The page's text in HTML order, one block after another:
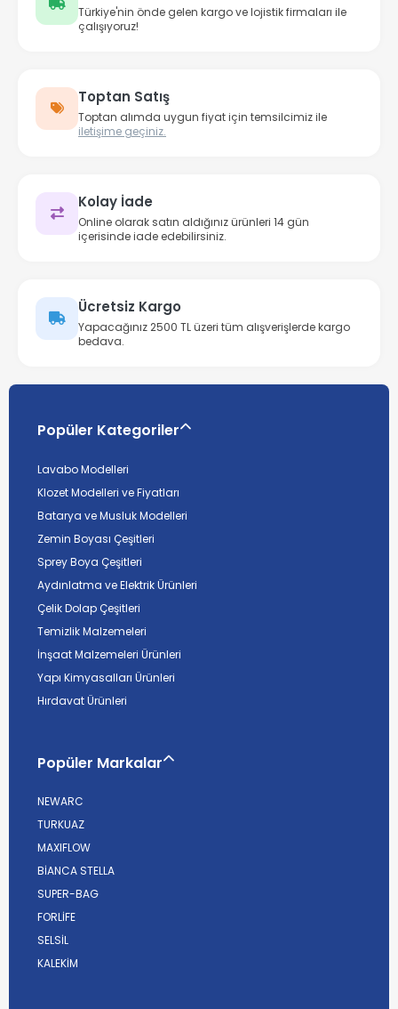
Türkiye'nin önde gelen kargo ve lojistik firmaları ile
çalışıyoruz!
Toptan Satış
Toptan alımda uygun fiyat için temsilcimiz ile
iletişime geçiniz.
Kolay İade
Online olarak satın aldığınız ürünleri 14 gün
içerisinde iade edebilirsiniz.
Ücretsiz Kargo
Yapacağınız 2500 TL üzeri tüm alışverişlerde kargo
bedava.
Popüler Kategoriler
Lavabo Modelleri
Klozet Modelleri ve Fiyatları
Batarya ve Musluk Modelleri
Zemin Boyası Çeşitleri
Sprey Boya Çeşitleri
Aydınlatma ve Elektrik Ürünleri
Çelik Dolap Çeşitleri
Temizlik Malzemeleri
İnşaat Malzemeleri Ürünleri
Yapı Kimyasalları Ürünleri
Hırdavat Ürünleri
Popüler Markalar
NEWARC
TURKUAZ
MAXIFLOW
BİANCA STELLA
SUPER-BAG
FORLİFE
SELSİL
KALEKİM